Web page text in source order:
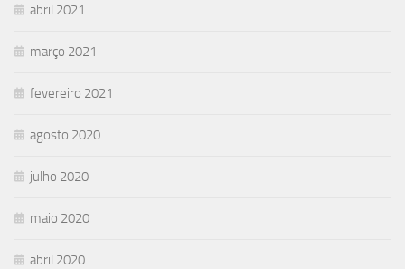
abril 2021
março 2021
fevereiro 2021
agosto 2020
julho 2020
maio 2020
abril 2020